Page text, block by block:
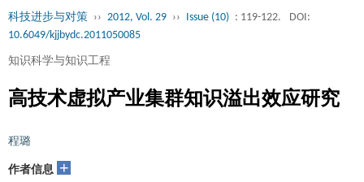
科技进步与对策 ›› 2012, Vol. 29 ›› Issue (10) : 119-122.
DOI:
10.6049/kjjbydc.2011050085
知识科学与知识工程
高技术虚拟产业集群知识溢出效应研究
程璐
作者信息 +